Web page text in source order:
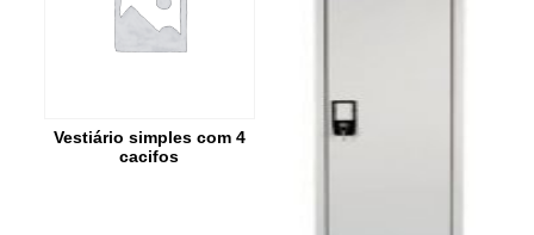
Vestiário simples com 4
cacifos